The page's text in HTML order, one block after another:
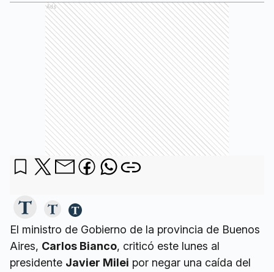
Ads
El ministro de Gobierno de la provincia de Buenos
Aires, Carlos Bianco, criticó este lunes al
presidente Javier Milei por negar una caída del